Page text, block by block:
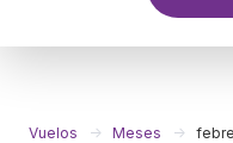
Vuelos Meses